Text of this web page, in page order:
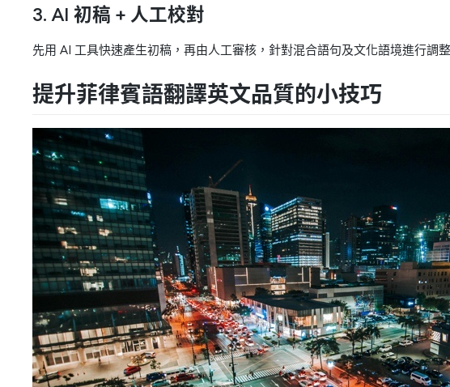
3. AI 初稿 + 人工校對
先用 AI 工具快速產生初稿，再由人工審核，針對混合語句及文化語境進行調
提升菲律賓語翻譯英文品質的小技巧